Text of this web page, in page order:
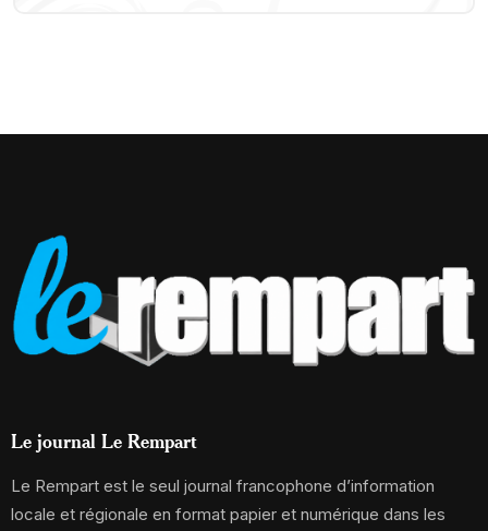
Le journal Le Rempart
Le Rempart est le seul journal francophone d’information
locale et régionale en format papier et numérique dans les